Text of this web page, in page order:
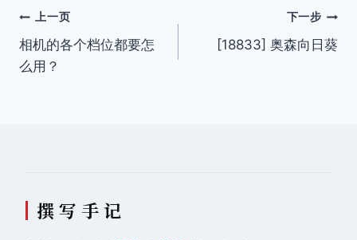
文
章
上一页
相机的各个档位都要怎
么用？
下一步
[18833] 奥森向日葵
撰 写 手 记